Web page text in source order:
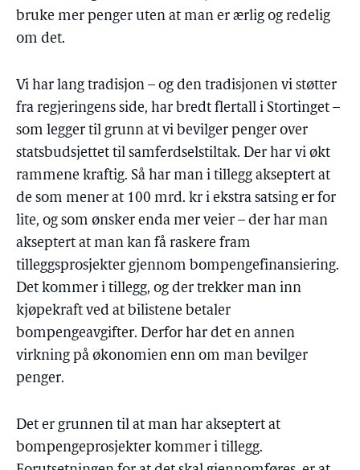
bruke mer penger uten at man er ærlig og redelig
om det.
Vi har lang tradisjon – og den tradisjonen vi støtter
fra regjeringens side, har bredt flertall i Stortinget –
som legger til grunn at vi bevilger penger over
statsbudsjettet til samferdselstiltak. Der har vi økt
rammene kraftig. Så har man i tillegg akseptert at
de som mener at 100 mrd. kr i ekstra satsing er for
lite, og som ønsker enda mer veier – der har man
akseptert at man kan få raskere fram
tilleggsprosjekter gjennom bompengefinansiering.
Det kommer i tillegg, og der trekker man inn
kjøpekraft ved at bilistene betaler
bompengeavgifter. Derfor har det en annen
virkning på økonomien enn om man bevilger
penger.
Det er grunnen til at man har akseptert at
bompengeprosjekter kommer i tillegg.